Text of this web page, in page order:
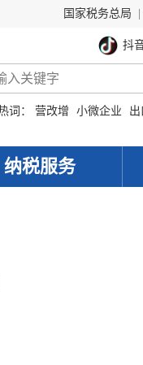
国家税务总局
抖
词： 营改增 小微企业
纳税服务